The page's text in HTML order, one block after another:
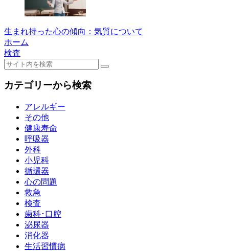
生まれ持った心の傾向：気質について
ホーム
検査
カテゴリーから検索
アレルギー
その他
健康寿命
呼吸器
外科
小児科
循環器
心の問題
救急
検査
歯科･口腔
泌尿器
消化器
生活習慣病